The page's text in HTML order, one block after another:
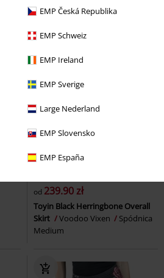
EMP Česká Republika
EMP Schweiz
EMP Ireland
EMP Sverige
Large Nederland
EMP Slovensko
EMP España
Plus Size
od 239.90 zł
Toyin Black Herringbone Overall
Skirt
Voodoo Vixen
Spódnica
Medium